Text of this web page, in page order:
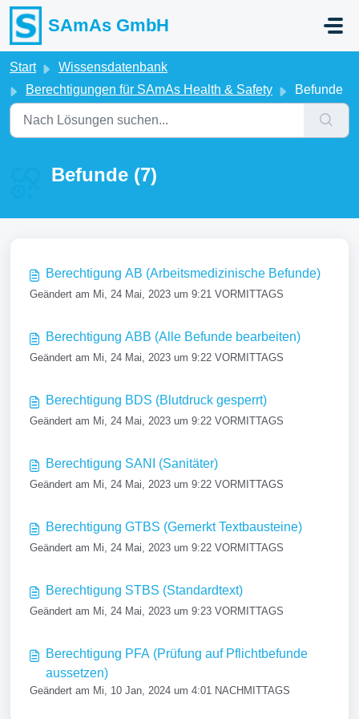
Zum hauptsächlichen Inhalt gehen
SAmAs GmbH
Start
Wissensdatenbank
Berechtigungen für SAmAs Health & Safety
Befunde
Befunde (7)
Berechtigung AB (Arbeitsmedizinische Befunde)
Geändert am Mi, 24 Mai, 2023 um 9:21 VORMITTAGS
Berechtigung ABB (Alle Befunde bearbeiten)
Geändert am Mi, 24 Mai, 2023 um 9:22 VORMITTAGS
Berechtigung BDS (Blutdruck gesperrt)
Geändert am Mi, 24 Mai, 2023 um 9:22 VORMITTAGS
Berechtigung SANI (Sanitäter)
Geändert am Mi, 24 Mai, 2023 um 9:22 VORMITTAGS
Berechtigung GTBS (Gemerkt Textbausteine)
Geändert am Mi, 24 Mai, 2023 um 9:22 VORMITTAGS
Berechtigung STBS (Standardtext)
Geändert am Mi, 24 Mai, 2023 um 9:23 VORMITTAGS
Berechtigung PFA (Prüfung auf Pflichtbefunde
aussetzen)
Geändert am Mi, 10 Jan, 2024 um 4:01 NACHMITTAGS